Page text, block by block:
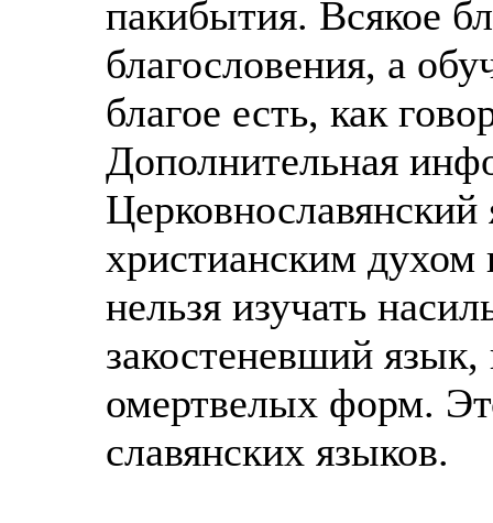
пакибытия. Всякое
благословения, а
благое есть, как
Дополнительная
христианским духом
нельзя изучать
закостеневший язык,
омертвелых форм.
славянских языков.